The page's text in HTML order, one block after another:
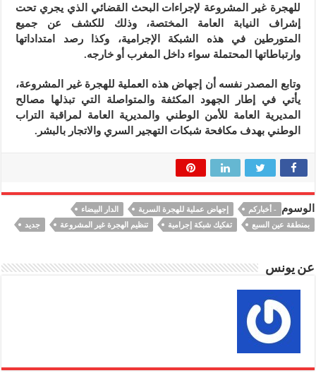
للهجرة غير المشروعة لإجراءات البحث القضائي الذي يجري تحت
إشراف النيابة العامة المختصة، وذلك للكشف عن جميع
المتورطين في هذه الشبكة الإجرامية، وكذا رصد امتداداتها
وارتباطاتها المحتملة سواء داخل المغرب أو خارجه.
وتابع المصدر نفسه أن إجهاض هذه العملية للهجرة غير المشروعة،
يأتي في إطار الجهود المكثفة والمتواصلة التي تبذلها مصالح
المديرية العامة للأمن الوطني والمديرية العامة لمراقبة التراب
الوطني بهدف مكافحة شبكات التهجير السري والاتجار بالبشر.
الوسوم - أخباركم إجهاض عملية للهجرة السرية
الدار البيضاء
بمنطقة عين السبع
تفكيك شبكة إجرامية تنظيم الهجرة غير المشروعة جديد
عن يونس